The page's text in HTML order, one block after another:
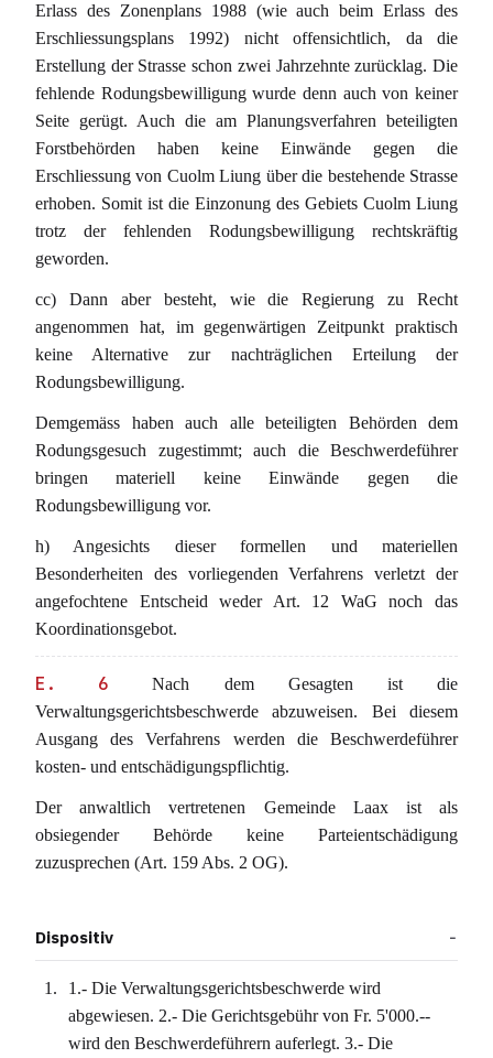
Erlass des Zonenplans 1988 (wie auch beim Erlass des
Erschliessungsplans 1992) nicht offensichtlich, da die
Erstellung der Strasse schon zwei Jahrzehnte zurücklag. Die
fehlende Rodungsbewilligung wurde denn auch von keiner
Seite gerügt. Auch die am Planungsverfahren beteiligten
Forstbehörden haben keine Einwände gegen die
Erschliessung von Cuolm Liung über die bestehende Strasse
erhoben. Somit ist die Einzonung des Gebiets Cuolm Liung
trotz der fehlenden Rodungsbewilligung rechtskräftig
geworden.
cc) Dann aber besteht, wie die Regierung zu Recht
angenommen hat, im gegenwärtigen Zeitpunkt praktisch
keine Alternative zur nachträglichen Erteilung der
Rodungsbewilligung.
Demgemäss haben auch alle beteiligten Behörden dem
Rodungsgesuch zugestimmt; auch die Beschwerdeführer
bringen materiell keine Einwände gegen die
Rodungsbewilligung vor.
h) Angesichts dieser formellen und materiellen
Besonderheiten des vorliegenden Verfahrens verletzt der
angefochtene Entscheid weder Art. 12 WaG noch das
Koordinationsgebot.
E. 6
Nach dem Gesagten ist die
Verwaltungsgerichtsbeschwerde abzuweisen. Bei diesem
Ausgang des Verfahrens werden die Beschwerdeführer
kosten- und entschädigungspflichtig.
Der anwaltlich vertretenen Gemeinde Laax ist als
obsiegender Behörde keine Parteientschädigung
zuzusprechen (Art. 159 Abs. 2 OG).
Dispositiv
1.- Die Verwaltungsgerichtsbeschwerde wird
abgewiesen. 2.- Die Gerichtsgebühr von Fr. 5'000.--
wird den Beschwerdeführern auferlegt. 3.- Die